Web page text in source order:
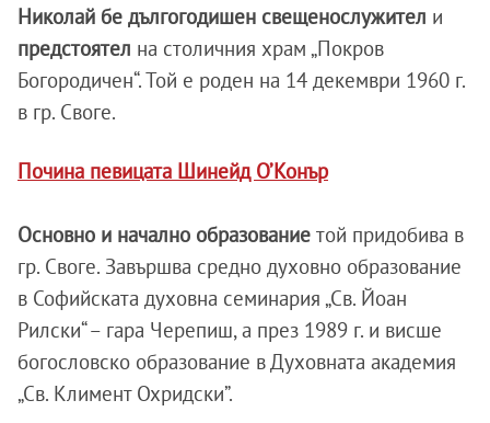
Николай бе дългогодишен свещенослужител и
предстоятел на столичния храм „Покров
Богородичен“. Той е роден на 14 декември 1960 г.
в гр. Своге.
Почина певицата Шинейд О’Конър
Основно и начално образование той придобива в
гр. Своге. Завършва средно духовно образование
в Софийската духовна семинария „Св. Йоан
Рилски“ – гара Черепиш, а през 1989 г. и висше
богословско образование в Духовната академия
„Св. Климент Охридски”.